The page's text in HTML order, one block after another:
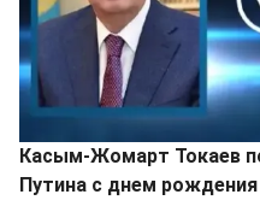
Касым-Жомарт Токаев
Путина с днем рождения